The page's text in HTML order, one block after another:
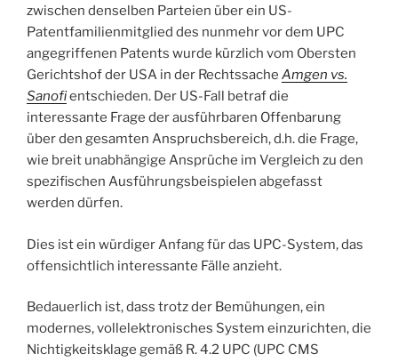
zwischen denselben Parteien über ein US-
Patentfamilienmitglied des nunmehr vor dem UPC
angegriffenen Patents wurde kürzlich vom Obersten
Gerichtshof der USA in der Rechtssache Amgen vs.
Sanofientschieden. Der US-Fall betraf die
interessante Frage der ausführbaren Offenbarung
über den gesamten Anspruchsbereich, d.h. die Frage,
wie breit unabhängige Ansprüche im Vergleich zu den
spezifischen Ausführungsbeispielen abgefasst
werden dürfen.
Dies ist ein würdiger Anfang für das UPC-System, das
offensichtlich interessante Fälle anzieht.
Bedauerlich ist, dass trotz der Bemühungen, ein
modernes, vollelektronisches System einzurichten, die
Nichtigkeitsklage gemäß R. 4.2 UPC (UPC CMS